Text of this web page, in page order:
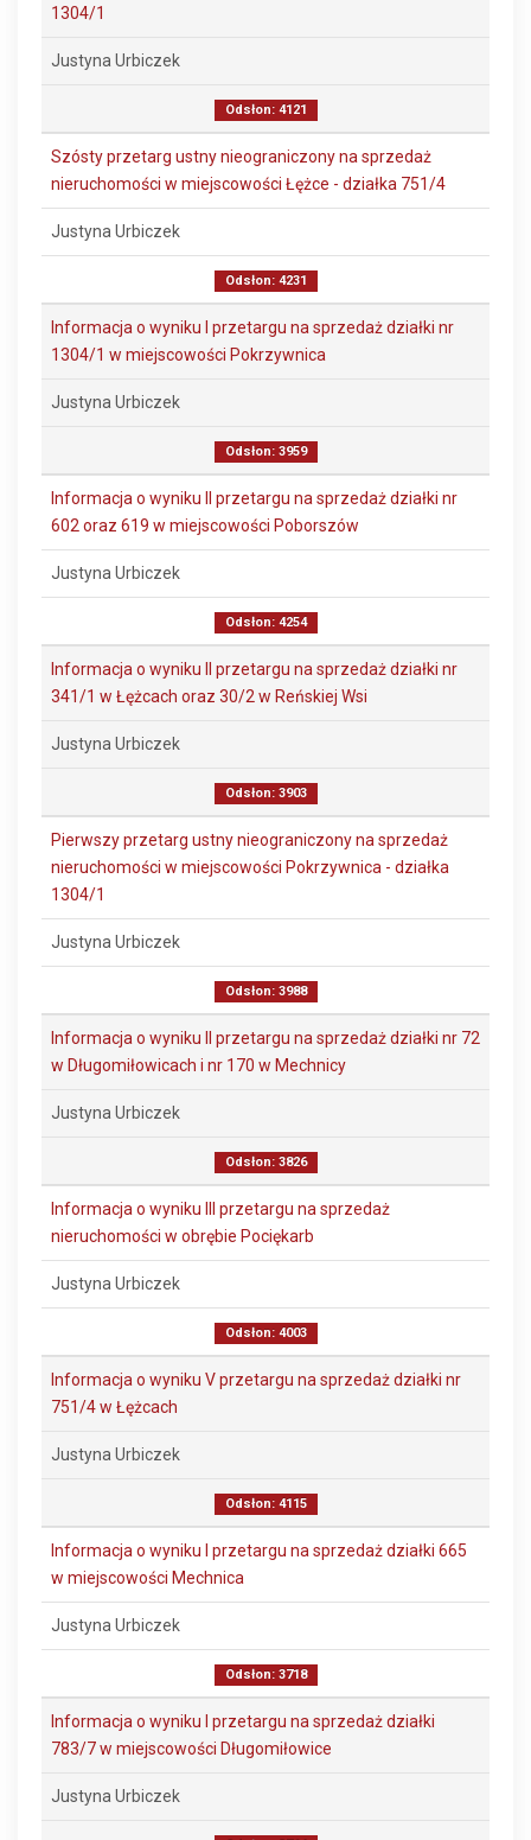
1304/1
Justyna Urbiczek
Odsłon: 4121
Szósty przetarg ustny nieograniczony na sprzedaż
nieruchomości w miejscowości Łężce - działka 751/4
Justyna Urbiczek
Odsłon: 4231
Informacja o wyniku I przetargu na sprzedaż działki nr
1304/1 w miejscowości Pokrzywnica
Justyna Urbiczek
Odsłon: 3959
Informacja o wyniku II przetargu na sprzedaż działki nr
602 oraz 619 w miejscowości Poborszów
Justyna Urbiczek
Odsłon: 4254
Informacja o wyniku II przetargu na sprzedaż działki nr
341/1 w Łężcach oraz 30/2 w Reńskiej Wsi
Justyna Urbiczek
Odsłon: 3903
Pierwszy przetarg ustny nieograniczony na sprzedaż
nieruchomości w miejscowości Pokrzywnica - działka
1304/1
Justyna Urbiczek
Odsłon: 3988
Informacja o wyniku II przetargu na sprzedaż działki nr 72
w Długomiłowicach i nr 170 w Mechnicy
Justyna Urbiczek
Odsłon: 3826
Informacja o wyniku III przetargu na sprzedaż
nieruchomości w obrębie Pociękarb
Justyna Urbiczek
Odsłon: 4003
Informacja o wyniku V przetargu na sprzedaż działki nr
751/4 w Łężcach
Justyna Urbiczek
Odsłon: 4115
Informacja o wyniku I przetargu na sprzedaż działki 665
w miejscowości Mechnica
Justyna Urbiczek
Odsłon: 3718
Informacja o wyniku I przetargu na sprzedaż działki
783/7 w miejscowości Długomiłowice
Justyna Urbiczek